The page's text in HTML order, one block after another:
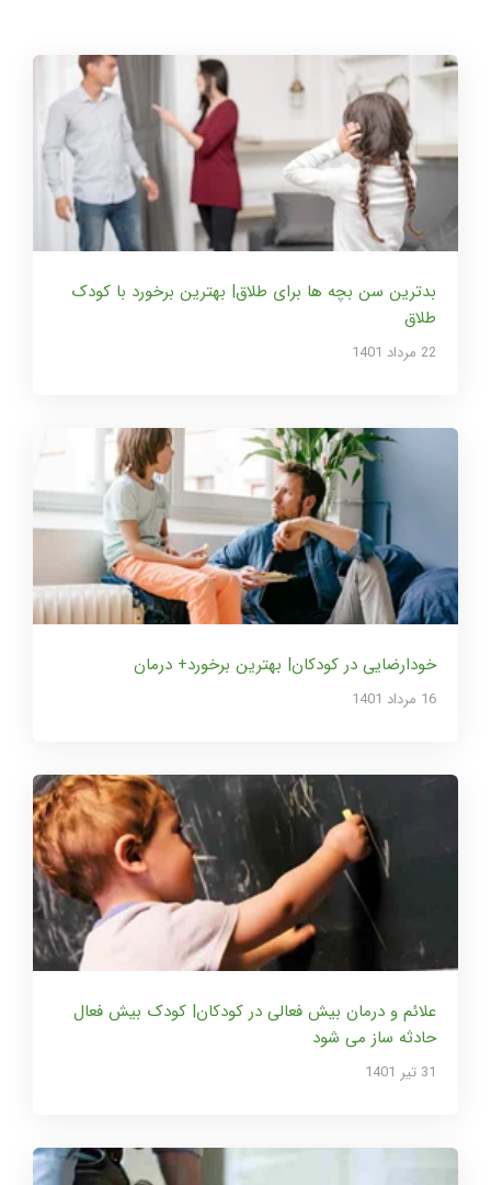
بدترین سن بچه ها برای طلاق| بهترین برخورد با کودک
طلاق
22 مرداد 1401
خودارضایی در کودکان| بهترین برخورد+ درمان
16 مرداد 1401
علائم و درمان بیش فعالی در کودکان| کودک بیش فعال
حادثه ساز می شود
31 تير 1401